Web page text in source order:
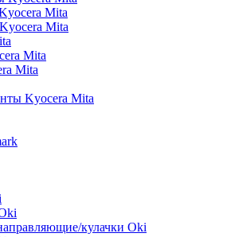
Mita
Mita
Mita
Mita
Kyocera Mita
кулачки Oki